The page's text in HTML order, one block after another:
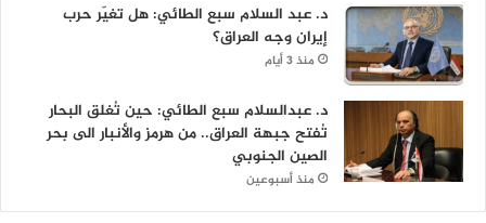
د. عبد السلام سبع الطائي: هل تغيّر حرب
إيران وجه العراق؟
منذ 3 أيام
د. عبدالسلام سبع الطائي: حين تُغلق البحار
تُفتح جبهة العراق.. من هرمز والأنبار الى بحر
الصين الجنوبي
منذ أسبوعين